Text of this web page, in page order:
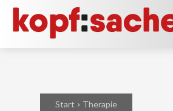
Start Therapie